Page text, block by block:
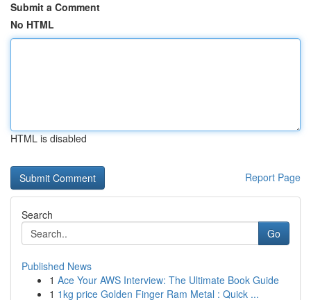
Submit a Comment
No HTML
HTML is disabled
Report Page
Search
Go
Published News
1 Ace Your AWS Interview: The Ultimate Book Guide
1 1kg price Golden Finger Ram Metal : Quick ...